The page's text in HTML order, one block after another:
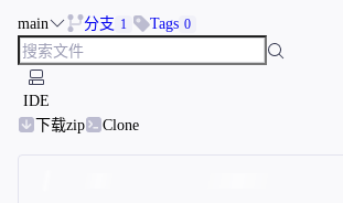
main 分支 1 Tags 0
IDE
下载zip
Clone